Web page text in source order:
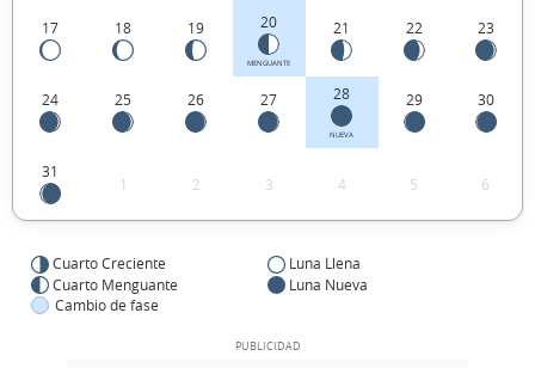
17 18 19 20
MENGUANTE
21 22 23
24 25 26 27 28
NUEVA
29 30
31
1 2 3 4 5 6
Cuarto Creciente
Luna Llena
Cuarto Menguante
Luna Nueva
Cambio de fase